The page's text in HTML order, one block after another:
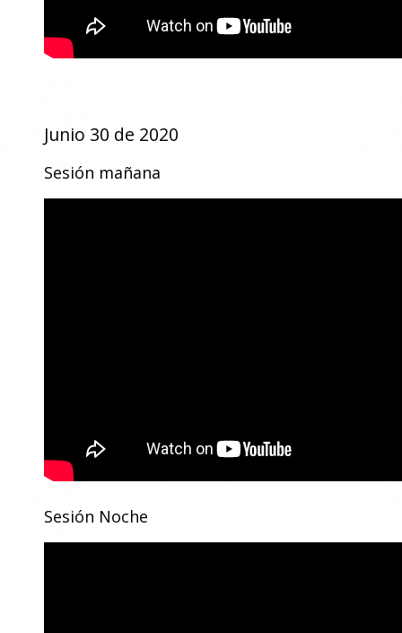
Junio 30 de 2020
Sesión mañana
Sesión Noche